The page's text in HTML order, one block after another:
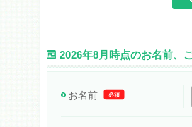
2026年8月時点のお名前、
お名前 必須